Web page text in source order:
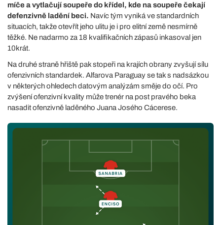
míče a vytlačují soupeře do křídel, kde na soupeře čekají
defenzivně ladění beci. Navíc tým vyniká ve standardních
situacích, takže otevřít jeho ulitu je i pro elitní země nesmírně
těžké. Ne nadarmo za 18 kvalifikačních zápasů inkasoval jen
10krát.
Na druhé straně hřiště pak stopeři na krajích obrany zvyšují sílu
ofenzivních standardek. Alfarova Paraguay se tak s nadsázkou
v některých ohledech datovým analýzám směje do očí. Pro
zvýšení ofenzivní kvality může trenér na post pravého beka
nasadit ofenzivně laděného Juana Josého Cácerese.